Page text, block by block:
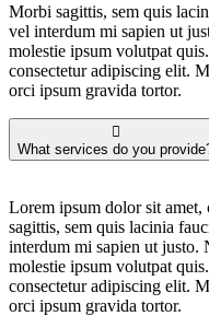
Morbi sagittis, sem quis
vel interdum mi sapien ut
molestie ipsum volutpat
consectetur adipiscing elit.
orci ipsum gravida tortor.
What services do you
Lorem ipsum dolor sit
sagittis, sem quis lacinia
interdum mi sapien ut justo.
molestie ipsum volutpat
consectetur adipiscing elit.
orci ipsum gravida tortor.